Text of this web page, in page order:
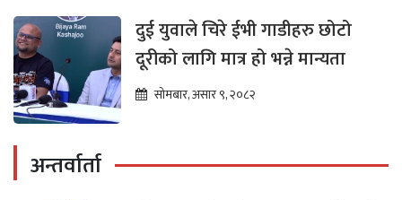
दुई युवाले चिरे ईभी गाडीहरु छोटो
दूरीको लागि मात्र हो भन्ने मान्यता
सोमबार, असार ९, २०८२
अन्तर्वार्ता